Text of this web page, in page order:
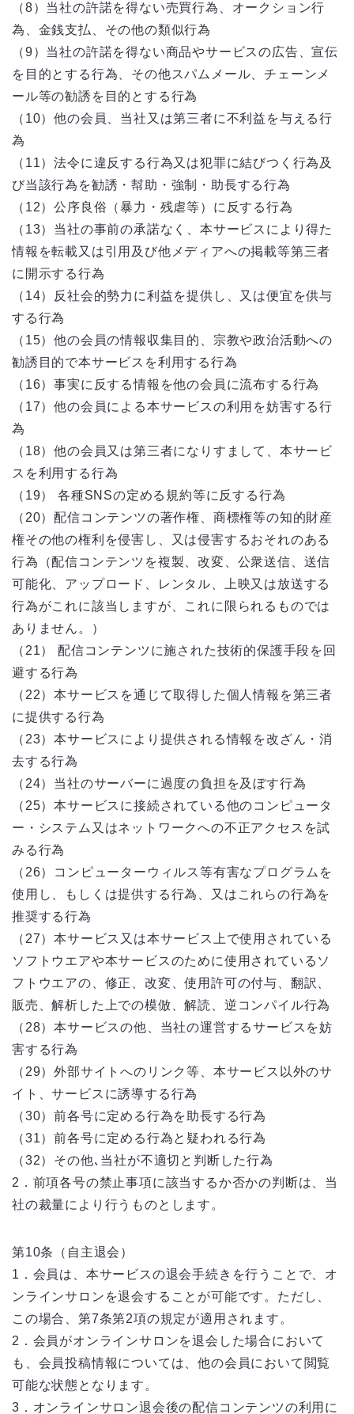
（8）当社の許諾を得ない売買行為、オークション行
為、金銭支払、その他の類似行為
（9）当社の許諾を得ない商品やサービスの広告、宣伝
を目的とする行為、その他スパムメール、チェーンメ
ール等の勧誘を目的とする行為
（10）他の会員、当社又は第三者に不利益を与える行
為
（11）法令に違反する行為又は犯罪に結びつく行為及
び当該行為を勧誘・幇助・強制・助長する行為
（12）公序良俗（暴力・残虐等）に反する行為
（13）当社の事前の承諾なく、本サービスにより得た
情報を転載又は引用及び他メディアへの掲載等第三者
に開示する行為
（14）反社会的勢力に利益を提供し、又は便宜を供与
する行為
（15）他の会員の情報収集目的、宗教や政治活動への
勧誘目的で本サービスを利用する行為
（16）事実に反する情報を他の会員に流布する行為
（17）他の会員による本サービスの利用を妨害する行
為
（18）他の会員又は第三者になりすまして、本サービ
スを利用する行為
（19） 各種SNSの定める規約等に反する行為
（20）配信コンテンツの著作権、商標権等の知的財産
権その他の権利を侵害し、又は侵害するおそれのある
行為（配信コンテンツを複製、改変、公衆送信、送信
可能化、アップロード、レンタル、上映又は放送する
行為がこれに該当しますが、これに限られるものでは
ありません。）
（21） 配信コンテンツに施された技術的保護手段を回
避する行為
（22）本サービスを通じて取得した個人情報を第三者
に提供する行為
（23）本サービスにより提供される情報を改ざん・消
去する行為
（24）当社のサーバーに過度の負担を及ぼす行為
（25）本サービスに接続されている他のコンピュータ
ー・システム又はネットワークへの不正アクセスを試
みる行為
（26）コンピューターウィルス等有害なプログラムを
使用し、もしくは提供する行為、又はこれらの行為を
推奨する行為
（27）本サービス又は本サービス上で使用されている
ソフトウエアや本サービスのために使用されているソ
フトウエアの、修正、改変、使用許可の付与、翻訳、
販売、解析した上での模倣、解読、逆コンパイル行為
（28）本サービスの他、当社の運営するサービスを妨
害する行為
（29）外部サイトへのリンク等、本サービス以外のサ
イト、サービスに誘導する行為
（30）前各号に定める行為を助長する行為
（31）前各号に定める行為と疑われる行為
（32）その他､当社が不適切と判断した行為
2．前項各号の禁止事項に該当するか否かの判断は、当
社の裁量により行うものとします。
第10条（自主退会）
1．会員は、本サービスの退会手続きを行うことで、オ
ンラインサロンを退会することが可能です。ただし、
この場合、第7条第2項の規定が適用されます。
2．会員がオンラインサロンを退会した場合において
も、会員投稿情報については、他の会員において閲覧
可能な状態となります。
3．オンラインサロン退会後の配信コンテンツの利用に